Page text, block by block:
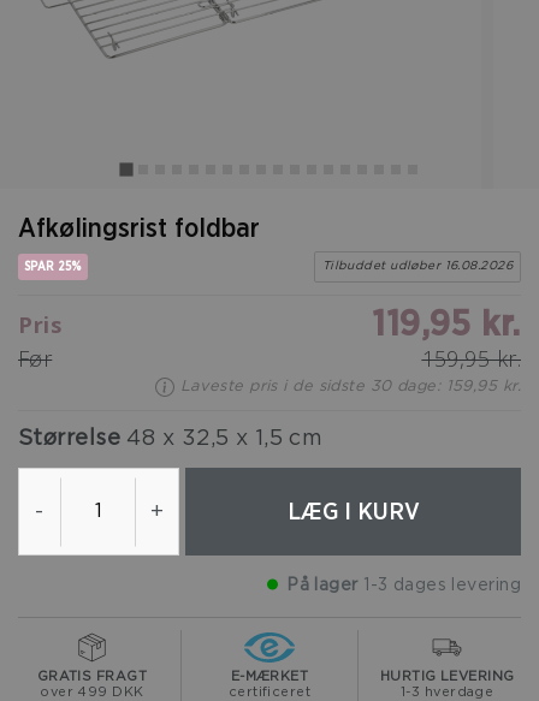
Afkølingsrist foldbar
SPAR 25% Tilbuddet udløber 16.08.2026
Pris 119,95 kr.
Før 159,95 kr.
Laveste pris i de sidste 30 dage: 159,95 kr.
Størrelse 48 x 32,5 x 1,5 cm
- + LÆG I KURV
På lager 1-3 dages levering
GRATIS FRAGT
over 499 DKK
E-MÆRKET
certificeret
HURTIG LEVERING
1-3 hverdage